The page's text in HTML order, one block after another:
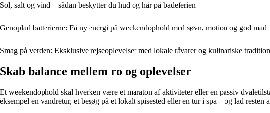
Sol, salt og vind – sådan beskytter du hud og hår på badeferien
Genoplad batterierne: Få ny energi på weekendophold med søvn, motion og god mad
Smag på verden: Eksklusive rejseoplevelser med lokale råvarer og kulinariske
Skab balance mellem ro og oplevelser
Et weekendophold skal hverken være et maraton af aktiviteter eller en passiv
eksempel en vandretur, et besøg på et lokalt spisested eller en tur i spa – og lad